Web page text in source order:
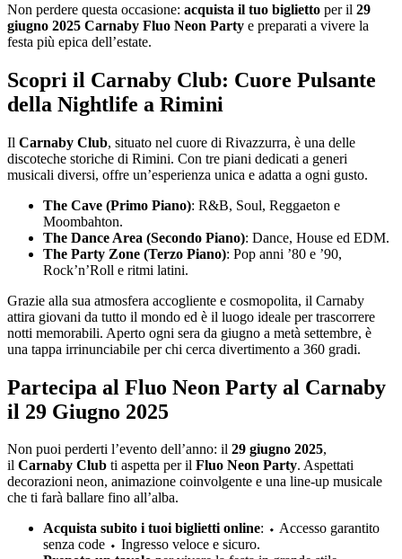
Non perdere questa occasione: acquista il tuo biglietto per il 29
giugno 2025 Carnaby Fluo Neon Party e preparati a vivere la
festa più epica dell’estate.
Scopri il Carnaby Club: Cuore Pulsante
della Nightlife a Rimini
Il Carnaby Club, situato nel cuore di Rivazzurra, è una delle
discoteche storiche di Rimini. Con tre piani dedicati a generi
musicali diversi, offre un’esperienza unica e adatta a ogni gusto.
The Cave (Primo Piano): R&B, Soul, Reggaeton e
Moombahton.
The Dance Area (Secondo Piano): Dance, House ed EDM.
The Party Zone (Terzo Piano): Pop anni ’80 e ’90,
Rock’n’Roll e ritmi latini.
Grazie alla sua atmosfera accogliente e cosmopolita, il Carnaby
attira giovani da tutto il mondo ed è il luogo ideale per trascorrere
notti memorabili. Aperto ogni sera da giugno a metà settembre, è
una tappa irrinunciabile per chi cerca divertimento a 360 gradi.
Partecipa al Fluo Neon Party al Carnaby
il 29 Giugno 2025
Non puoi perderti l’evento dell’anno: il 29 giugno 2025,
il Carnaby Club ti aspetta per il Fluo Neon Party. Aspettati
decorazioni neon, animazione coinvolgente e una line-up musicale
che ti farà ballare fino all’alba.
Acquista subito i tuoi biglietti online: ⬩ Accesso garantito
senza code ⬩ Ingresso veloce e sicuro.